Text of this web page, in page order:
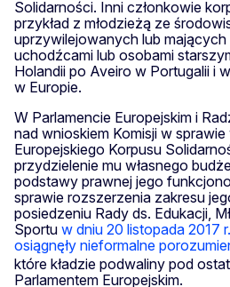
Solidarności. Inni członkowie
przykład z młodzieżą ze
uprzywilejowanych lub
uchodźcami lub osobami
Holandii po Aveiro w Portugalii i
w Europie.
W Parlamencie Europejskim i
nad wnioskiem Komisji w
Europejskiego Korpusu
przydzielenie mu własnego
podstawy prawnej jego
sprawie rozszerzenia zakresu
posiedzeniu Rady ds. Edukacji,
Sportu w dniu 20 listopada 2017
osiągnęły nieformalne
które kładzie podwaliny pod
Parlamentem Europejskim.